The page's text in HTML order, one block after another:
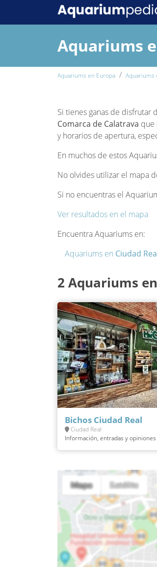
Aquariums
Aquariums en Europa Aquariums
Si tienes ganas de disfrutar
Comarca de Calatrava que
y horarios de apertura,
En muchos de estos
No olvides utilizar el mapa
Si no encuentras el
Ver resultados en el mapa
Encuentra Aquariums en:
Aquariums en Ciudad
2 Aquariums
Bichos Ciudad Real
Ciudad Real
Información, entradas y opiniones